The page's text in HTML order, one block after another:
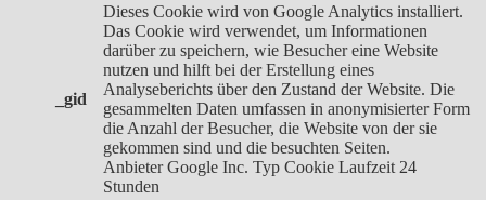
_gid
Dieses Cookie wird von Google Analytics installiert.
Das Cookie wird verwendet, um Informationen
darüber zu speichern, wie Besucher eine Website
nutzen und hilft bei der Erstellung eines
Analyseberichts über den Zustand der Website. Die
gesammelten Daten umfassen in anonymisierter Form
die Anzahl der Besucher, die Website von der sie
gekommen sind und die besuchten Seiten.
Anbieter Google Inc. Typ Cookie Laufzeit 24
Stunden